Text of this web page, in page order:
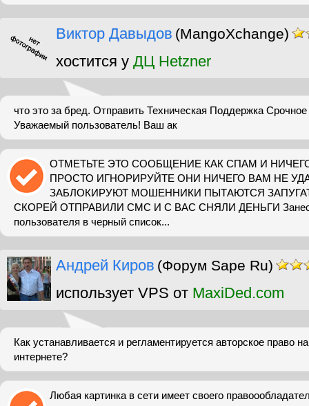
Виктор Давыдов (MangoXchange)
хостится у ДЦ Hetzner
что это за бред. Отправить Техническая Поддержка
Уважаемый пользователь! Ваш ак
ОТМЕТЬТЕ ЭТО СООБЩЕНИЕ КАК СПАМ И
ПРОСТО ИГНОРИРУЙТЕ ОНИ НИЧЕГО ВАМ НЕ
ЗАБЛОКИРУЮТ МОШЕННИКИ ПЫТАЮТСЯ
СКОРЕЙ ОТПРАВИЛИ СМС И С ВАС СНЯЛИ ДЕНЬГИ
пользователя в черный список...
Андрей Киров (Форум Sape Ru)
использует VPS от MaxiDed.com
Как устанавливается и регламентируется авторское право
интернете?
Любая картинка в сети имеет своего